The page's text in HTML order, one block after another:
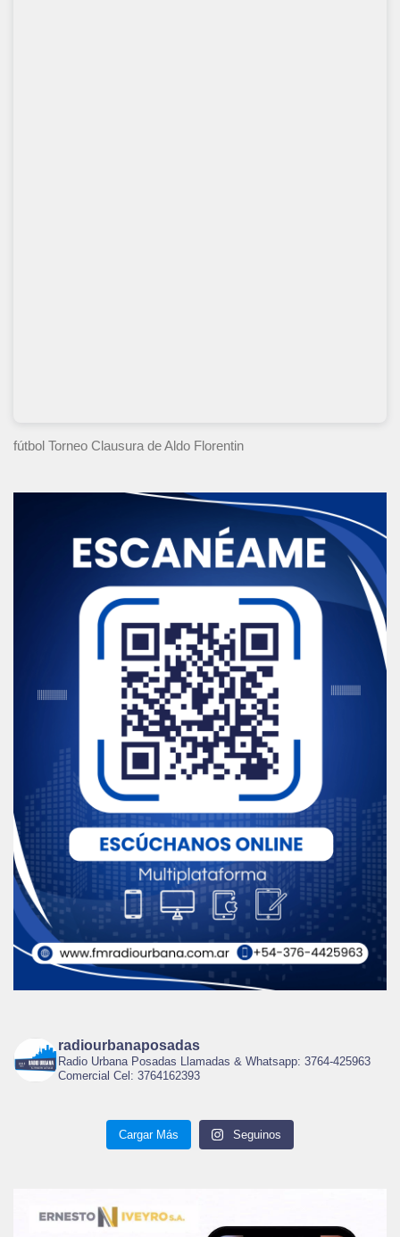
fútbol Torneo Clausura de Aldo Florentin
radiourbanaposadas
Radio Urbana Posadas Llamadas & Whatsapp: 3764-425963
Comercial Cel: 3764162393
Cargar Más Seguinos